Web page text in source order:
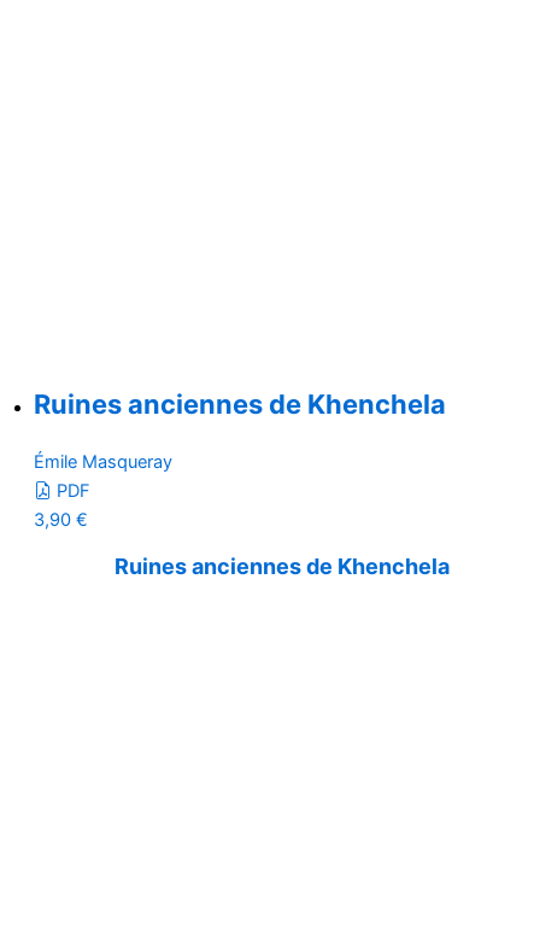
Ruines anciennes de Khenchela
Émile Masqueray
PDF
3,90 €
Ruines anciennes de Khenchela